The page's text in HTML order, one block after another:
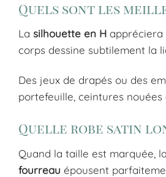
Quels sont les
La silhouette en H appréciera
corps dessine subtilement la
Des jeux de drapés ou des
portefeuille, ceintures
Quelle robe satin
Quand la taille est marquée, la
fourreau épousent